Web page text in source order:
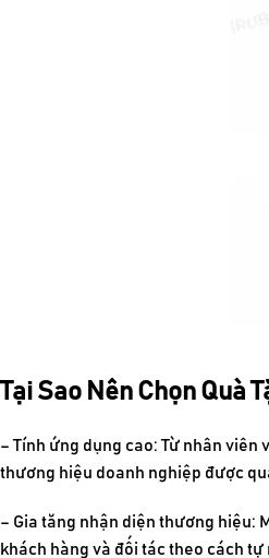
Tại Sao Nên Chọn Quà
– Tính ứng dụng cao:Từ nhân viên
thương hiệu doanh nghiệp được
– Gia tăng nhận diện thương hiệu:
khách hàng và đối tác theo cách